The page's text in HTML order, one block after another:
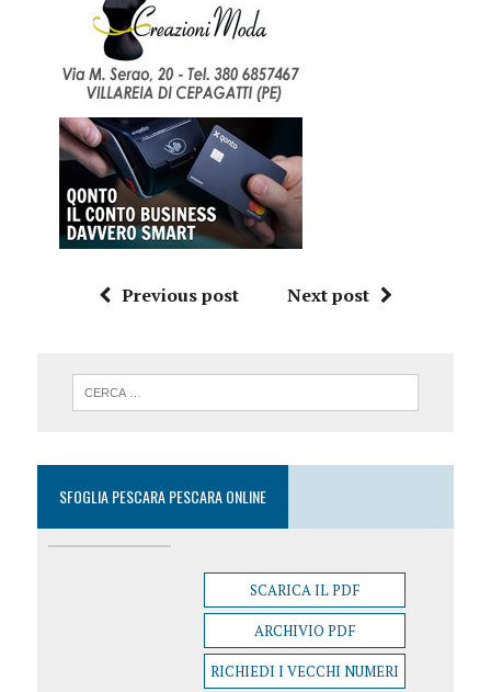
Previous post Next post
SFOGLIA PESCARA PESCARA ONLINE
SCARICA IL PDF
ARCHIVIO PDF
RICHIEDI I VECCHI NUMERI